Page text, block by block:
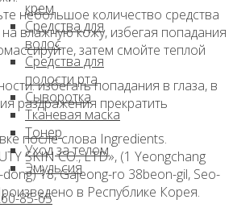
крем
Средства для
волос
Средства для
полости рта
Сыворотка
Тканевая маска
Тонер
Уход за телом
Эмульсия
85-65
небольшое количество средства
влажную кожу, избегая попадания
затем смойте теплой
избегать попадания в глаза, в
раздражения прекратить
после слова Ingredients.
SKIN CO., LTD», (1 Yeongchang
18, Gajeong-ro 38beon-gil, Seo-
в Республике Корея.